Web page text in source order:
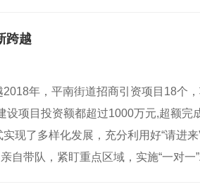
跨越
年，平南街道招商引资项目18个
项目投资额都超过1000万元,超额完
现了多样化发展，充分利用好“请进来
自带队，紧盯重点区域，实施“一对一